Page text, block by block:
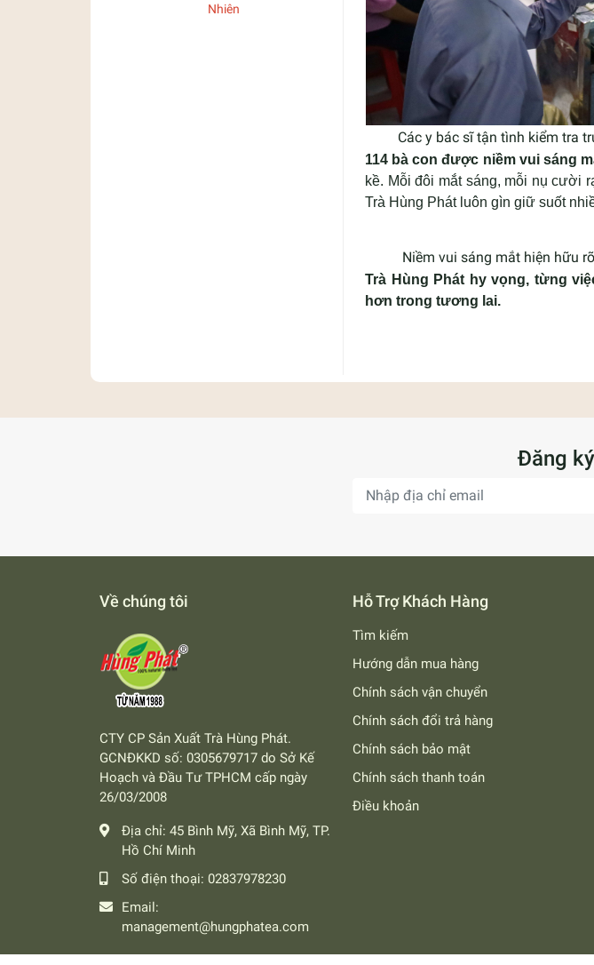
Nhiên
Các y bác sĩ tận tình kiểm tra
114 bà con được niềm vui sáng
kề. Mỗi đôi mắt sáng, mỗi nụ cười
Trà Hùng Phát luôn gìn giữ suốt
Niềm vui sáng mắt hiện hữu
Trà Hùng Phát hy vọng, từng
hơn trong tương lai.
Đăng
Về chúng tôi
CTY CP Sản Xuất Trà Hùng Phát.
GCNĐKKD số: 0305679717 do Sở Kế
Hoạch và Đầu Tư TPHCM cấp ngày
26/03/2008
Địa chỉ: 45 Bình Mỹ, Xã Bình Mỹ, TP.
Hồ Chí Minh
Số điện thoại: 02837978230
Email:
management@hungphatea.com
Hỗ Trợ Khách Hàng
Tìm kiếm
Hướng dẫn mua hàng
Chính sách vận chuyển
Chính sách đổi trả hàng
Chính sách bảo mật
Chính sách thanh toán
Điều khoản